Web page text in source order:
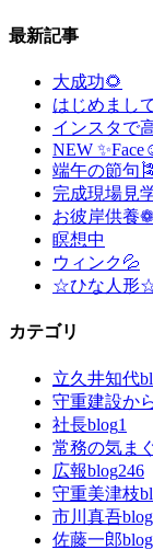
最新記事
大成功🌻
はじめまして
インスタで
NEW
端午の節句
完成現場見
お彼岸供養❁
瞑想中
ウィンク💦
☆ひな人形
カテゴリ
立久井知代
守重建設か
社長blog1
常務の気ま
広報blog246
守重美津枝
市川真吾blog
佐藤一郎blog